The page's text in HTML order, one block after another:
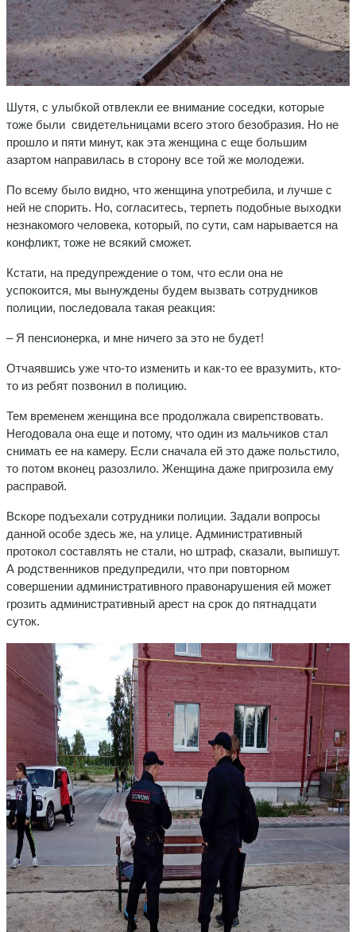
Шутя, с улыбкой отвлекли ее внимание соседки, которые
тоже были свидетельницами всего этого безобразия. Но не
прошло и пяти минут, как эта женщина с еще большим
азартом направилась в сторону все той же молодежи.
По всему было видно, что женщина употребила, и лучше с
ней не спорить. Но, согласитесь, терпеть подобные выходки
незнакомого человека, который, по сути, сам нарывается на
конфликт, тоже не всякий сможет.
Кстати, на предупреждение о том, что если она не
успокоится, мы вынуждены будем вызвать сотрудников
полиции, последовала такая реакция:
– Я пенсионерка, и мне ничего за это не будет!
Отчаявшись уже что-то изменить и как-то ее вразумить, кто-
то из ребят позвонил в полицию.
Тем временем женщина все продолжала свирепствовать.
Негодовала она еще и потому, что один из мальчиков стал
снимать ее на камеру. Если сначала ей это даже польстило,
то потом вконец разозлило. Женщина даже пригрозила ему
расправой.
Вскоре подъехали сотрудники полиции. Задали вопросы
данной особе здесь же, на улице. Административный
протокол составлять не стали, но штраф, сказали, выпишут.
А родственников предупредили, что при повторном
совершении административного правонарушения ей может
грозить административный арест на срок до пятнадцати
суток.